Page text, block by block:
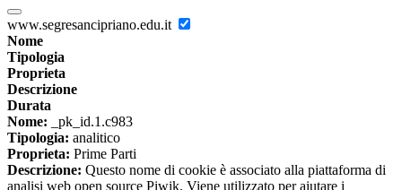
www.segresancipriano.edu.it
Nome
Tipologia
Proprieta
Descrizione
Durata
Nome: _pk_id.1.c983
Tipologia: analitico
Proprieta: Prime Parti
Descrizione: Questo nome di cookie è associato alla piattaforma di
analisi web open source Piwik. Viene utilizzato per aiutare i